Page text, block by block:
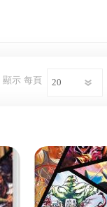
顯示 每頁